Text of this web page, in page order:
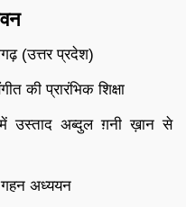
(उत्तर प्रदेश)
की प्रारंभिक शिक्षा
उस्ताद अब्दुल ग़नी ख़ान से
अध्ययन